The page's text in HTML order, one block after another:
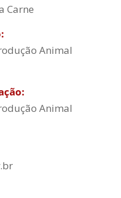
Carne
Animal
Animal